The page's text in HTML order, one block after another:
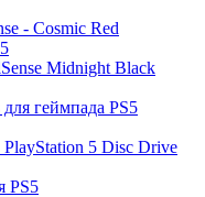
- Cosmic Red
Midnight Black
геймпада PS5
5 Disc Drive
PS5